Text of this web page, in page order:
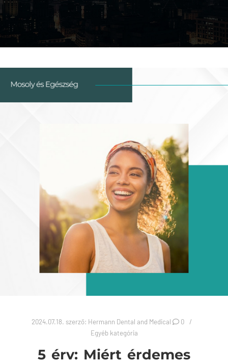
2024.07.18. szerző: Hermann Dental and Medical
0
Egyéb kategória
5 érv: Miért érdemes